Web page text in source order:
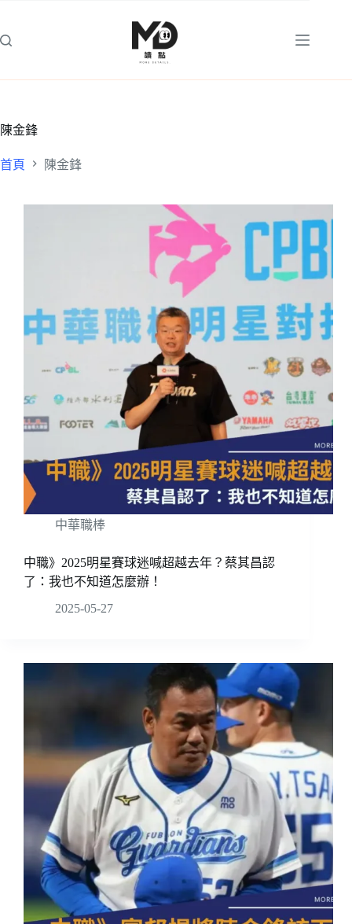
主
陳金鋒
首頁 陳金鋒
中華職棒
中職》2025明星賽球迷喊超越去年？蔡其昌認
了：我也不知道怎麼辦！
2025-05-27